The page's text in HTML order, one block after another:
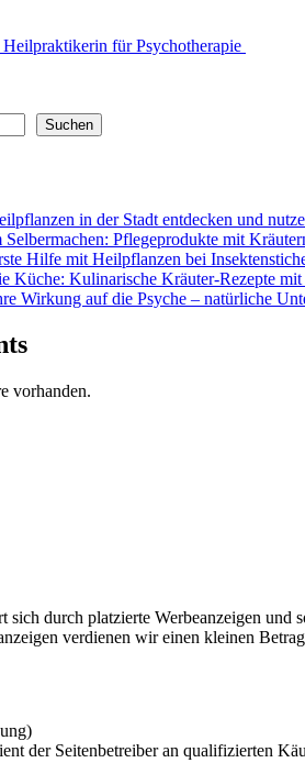
für Psychotherapie
Suchen
in der Stadt entdecken und
Pflegeprodukte mit
Hilfe mit Heilpflanzen bei
Küche: Kulinarische Kräuter-Rezepte
Wirkung auf die Psyche – natürliche
vorhanden.
sich durch platzierte Werbeanzeigen
verdienen wir einen kleinen
der Seitenbetreiber an qualifizierten